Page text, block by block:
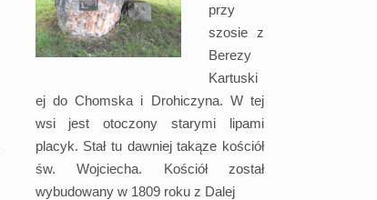
przy
szosie z
Berezy
Kartuski
ej do Chomska i Drohiczyna. W tej
wsi jest otoczony starymi lipami
placyk. Stał tu dawniej takąze kościół
św. Wojciecha. Kościół został
wybudowany w 1809 roku z Dalej